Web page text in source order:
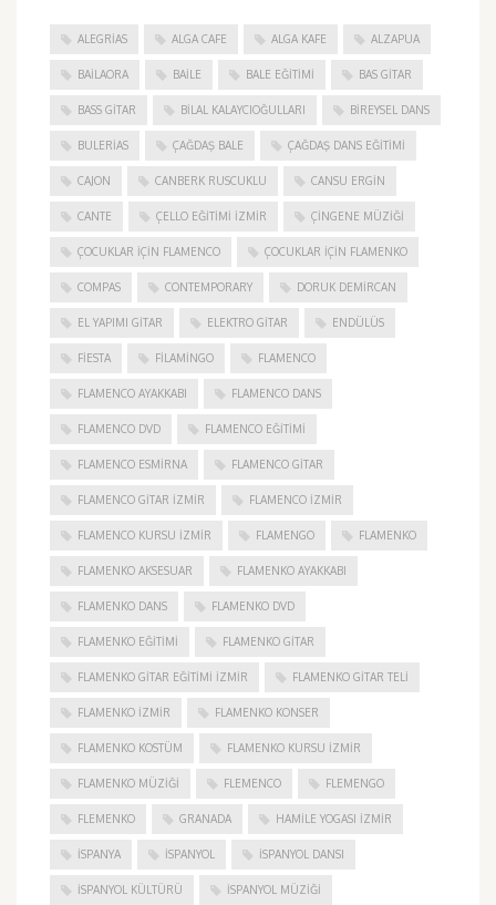
ALEGRIAS ALGA CAFE ALGA KAFE ALZAPUA
BAILAORA BAILE BALE EĞITIMI BAS GITAR
BASS GITAR BILAL KALAYCIOĞULLARI BIREYSEL DANS
BULERIAS ÇAĞDAŞ BALE ÇAĞDAŞ DANS EĞITIMI
CAJON CANBERK RUSCUKLU CANSU ERGIN
CANTE ÇELLO EĞITIMI İZMIR ÇINGENE MÜZIĞI
ÇOCUKLAR IÇIN FLAMENCO ÇOCUKLAR IÇIN FLAMENKO
COMPAS CONTEMPORARY DORUK DEMIRCAN
EL YAPIMI GITAR ELEKTRO GITAR ENDÜLÜS
FIESTA FILAMINGO FLAMENCO
FLAMENCO AYAKKABI FLAMENCO DANS
FLAMENCO DVD FLAMENCO EĞITIMI
FLAMENCO ESMIRNA FLAMENCO GITAR
FLAMENCO GITAR İZMIR FLAMENCO IZMIR
FLAMENCO KURSU İZMIR FLAMENGO FLAMENKO
FLAMENKO AKSESUAR FLAMENKO AYAKKABI
FLAMENKO DANS FLAMENKO DVD
FLAMENKO EĞITIMI FLAMENKO GITAR
FLAMENKO GITAR EĞITIMI İZMIR FLAMENKO GITAR TELI
FLAMENKO IZMIR FLAMENKO KONSER
FLAMENKO KOSTÜM FLAMENKO KURSU İZMIR
FLAMENKO MÜZIĞI FLEMENCO FLEMENGO
FLEMENKO GRANADA HAMILE YOGASI İZMIR
ISPANYA İSPANYOL İSPANYOL DANSI
İSPANYOL KÜLTÜRÜ İSPANYOL MÜZIĞI